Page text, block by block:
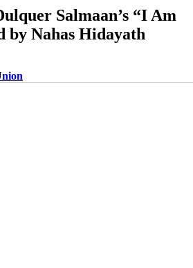
Salmaan’s “I Am
by Nahas Hidayath